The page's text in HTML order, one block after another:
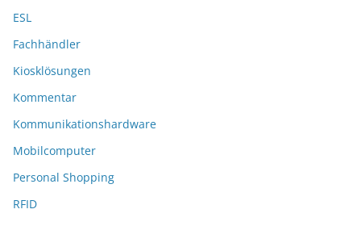
ESL
Fachhändler
Kiosklösungen
Kommentar
Kommunikationshardware
Mobilcomputer
Personal Shopping
RFID